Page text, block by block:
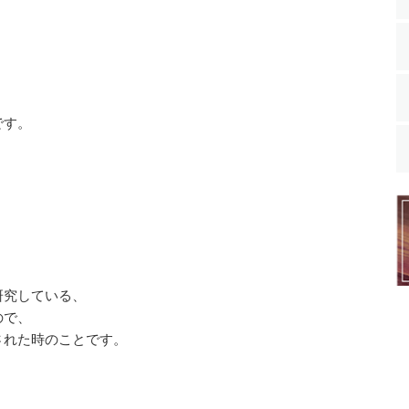
。
している、
、
た時のことです。